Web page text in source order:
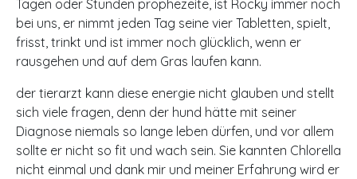
Tagen oder Stunden prophezeite, ist Rocky immer noch
bei uns, er nimmt jeden Tag seine vier Tabletten, spielt,
frisst, trinkt und ist immer noch glücklich, wenn er
rausgehen und auf dem Gras laufen kann.
der tierarzt kann diese energie nicht glauben und stellt
sich viele fragen, denn der hund hätte mit seiner
Diagnose niemals so lange leben dürfen, und vor allem
sollte er nicht so fit und wach sein. Sie kannten Chlorella
nicht einmal und dank mir und meiner Erfahrung wird er